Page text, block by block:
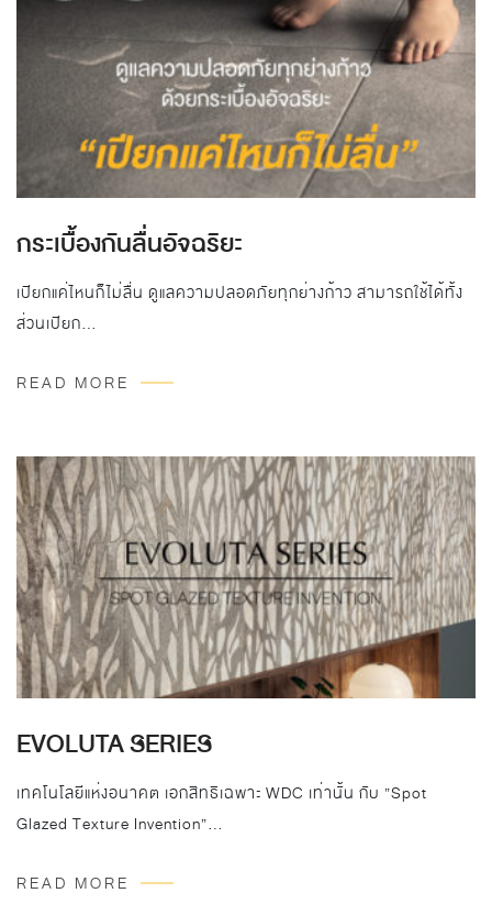
กระเบื้องกันลื่นอัจฉริยะ
เปียกแค่ไหนก็ไม่ลื่น ดูแลความปลอดภัยทุกย่างก้าว สามารถใช้ได้ทั้ง
ส่วนเปียก…
READ MORE
EVOLUTA SERIES
เทคโนโลยีแห่งอนาคต เอกสิทธิเฉพาะ WDC เท่านั้น กับ ”Spot
Glazed Texture Invention”…
READ MORE